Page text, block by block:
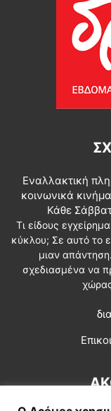
Εναλλακτική
κοινωνικά
Κάθε
Τι είδους
κύκλου; Σε αυτό το
μιαν
σχεδιασμένα να